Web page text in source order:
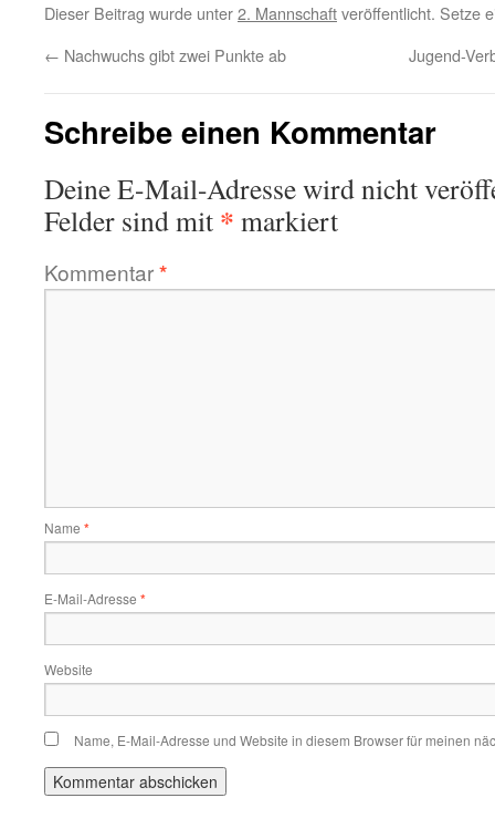
Dieser Beitrag wurde unter2. Mannschaftveröffentlicht. Setze
← Nachwuchs gibt zwei Punkte ab Jugend-
Schreibe einen Kommentar
Deine E-Mail-Adresse wird nicht
Felder sind mit * markiert
Kommentar*
Name *
E-Mail-Adresse *
Website
Name, E-Mail-Adresse und Website in diesem Browser für meinen